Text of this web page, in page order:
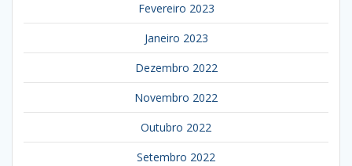
Fevereiro 2023
Janeiro 2023
Dezembro 2022
Novembro 2022
Outubro 2022
Setembro 2022